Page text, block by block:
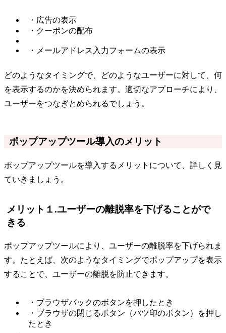
・広告の表示
・クーポンの配布
・メールアドレス入力フォームの表示
どのようなタイミングで、どのようなユーザーに対して、何
を表示するのかを決められます。適切なアプローチにより、
ユーザーをつなぎとめられるでしょう。
ポップアップツール導入のメリット
ポップアップツールを導入するメリットについて、詳しく見
ていきましょう。
メリット１.ユーザーの離脱率を下げることがで
きる
ポップアップツールにより、ユーザーの離脱率を下げられま
す。たとえば、次のようなタイミングでポップアップを表示
することで、ユーザーの離脱を防止できます。
・ブラウザバックのボタンを押したとき
・ブラウザの閉じるボタン（バツ印のボタン）を押し
たとき